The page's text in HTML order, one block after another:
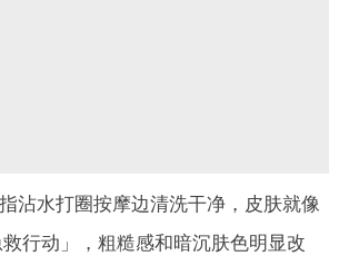
沾水打圈按摩边清洗干净，皮肤就像
行动」，粗糙感和暗沉肤色明显改